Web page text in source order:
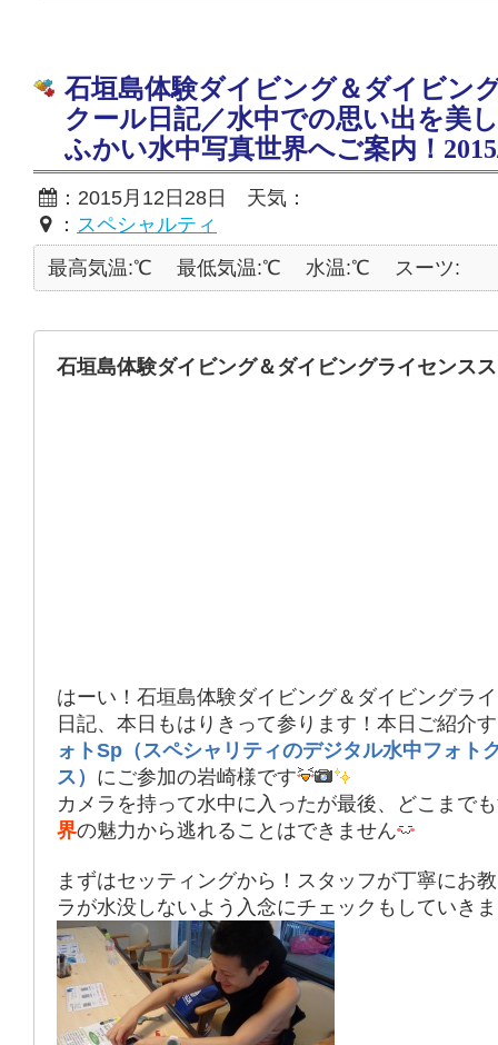
石垣島体験ダイビング＆ダイビン
クール日記／水中での思い出を美
ふかい水中写真世界へご案内！
：2015月12日28日 天気：
： スペシャルティ
最高気温:℃
最低気温:℃ 水温:℃ スーツ:
石垣島体験ダイビング＆ダイビングライセンス
はーい！石垣島体験ダイビング＆ダイビングラ
日記、本日もはりきって参ります！本日ご紹介
ォトSp（スペシャリティのデジタル水中フォト
ス） にご参加の岩崎様です
カメラを持って水中に入ったが最後、どこまで
界の魅力から逃れることはできません
まずはセッティングから！スタッフが丁寧にお
ラが水没しないよう入念にチェックもしていき